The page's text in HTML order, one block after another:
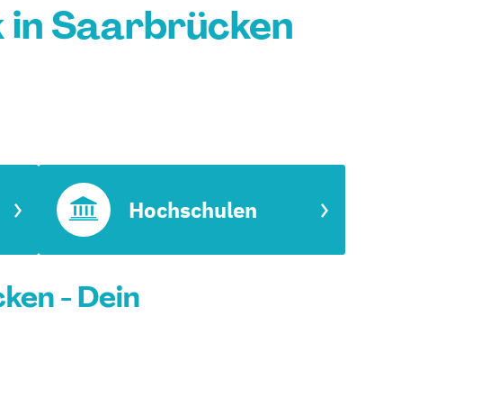
Saarbrücken
Hochschulen
- Dein